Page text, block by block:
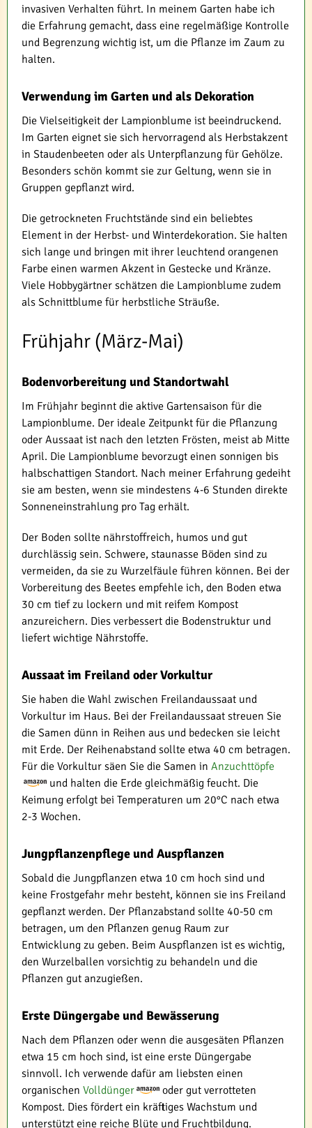
invasiven Verhalten führt. In meinem Garten habe ich
die Erfahrung gemacht, dass eine regelmäßige Kontrolle
und Begrenzung wichtig ist, um die Pflanze im Zaum zu
halten.
Verwendung im Garten und als Dekoration
Die Vielseitigkeit der Lampionblume ist beeindruckend.
Im Garten eignet sie sich hervorragend als Herbstakzent
in Staudenbeeten oder als Unterpflanzung für Gehölze.
Besonders schön kommt sie zur Geltung, wenn sie in
Gruppen gepflanzt wird.
Die getrockneten Fruchtstände sind ein beliebtes
Element in der Herbst- und Winterdekoration. Sie halten
sich lange und bringen mit ihrer leuchtend orangenen
Farbe einen warmen Akzent in Gestecke und Kränze.
Viele Hobbygärtner schätzen die Lampionblume zudem
als Schnittblume für herbstliche Sträuße.
Frühjahr (März-Mai)
Bodenvorbereitung und Standortwahl
Im Frühjahr beginnt die aktive Gartensaison für die
Lampionblume. Der ideale Zeitpunkt für die Pflanzung
oder Aussaat ist nach den letzten Frösten, meist ab Mitte
April. Die Lampionblume bevorzugt einen sonnigen bis
halbschattigen Standort. Nach meiner Erfahrung gedeiht
sie am besten, wenn sie mindestens 4-6 Stunden direkte
Sonneneinstrahlung pro Tag erhält.
Der Boden sollte nährstoffreich, humos und gut
durchlässig sein. Schwere, staunasse Böden sind zu
vermeiden, da sie zu Wurzelfäule führen können. Bei der
Vorbereitung des Beetes empfehle ich, den Boden etwa
30 cm tief zu lockern und mit reifem Kompost
anzureichern. Dies verbessert die Bodenstruktur und
liefert wichtige Nährstoffe.
Aussaat im Freiland oder Vorkultur
Sie haben die Wahl zwischen Freilandaussaat und
Vorkultur im Haus. Bei der Freilandaussaat streuen Sie
die Samen dünn in Reihen aus und bedecken sie leicht
mit Erde. Der Reihenabstand sollte etwa 40 cm betragen.
Für die Vorkultur säen Sie die Samen in Anzuchttöpfe
und halten die Erde gleichmäßig feucht. Die
Keimung erfolgt bei Temperaturen um 20°C nach etwa
2-3 Wochen.
Jungpflanzenpflege und Auspflanzen
Sobald die Jungpflanzen etwa 10 cm hoch sind und
keine Frostgefahr mehr besteht, können sie ins Freiland
gepflanzt werden. Der Pflanzabstand sollte 40-50 cm
betragen, um den Pflanzen genug Raum zur
Entwicklung zu geben. Beim Auspflanzen ist es wichtig,
den Wurzelballen vorsichtig zu behandeln und die
Pflanzen gut anzugießen.
Erste Düngergabe und Bewässerung
Nach dem Pflanzen oder wenn die ausgesäten Pflanzen
etwa 15 cm hoch sind, ist eine erste Düngergabe
sinnvoll. Ich verwende dafür am liebsten einen
organischen Volldünger
oder gut verrotteten
Kompost. Dies fördert ein kräftiges Wachstum und
unterstützt eine reiche Blüte und Fruchtbildung.